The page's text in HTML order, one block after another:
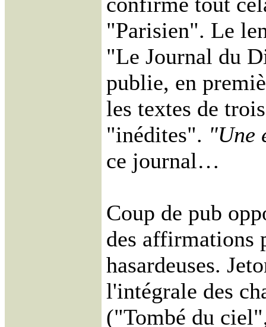
"Parisien". Le
"Le Journal du
publie, en
les textes de
"inédites". "Une
ce journal…
Coup de pub
des affirmations
hasardeuses.
l'intégrale des
("Tombé du